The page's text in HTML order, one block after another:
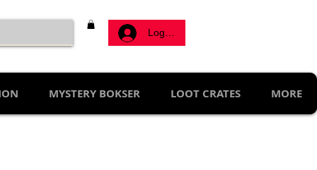
Logg inn
MYSTERY BOKSER LOOT CRATES MORE